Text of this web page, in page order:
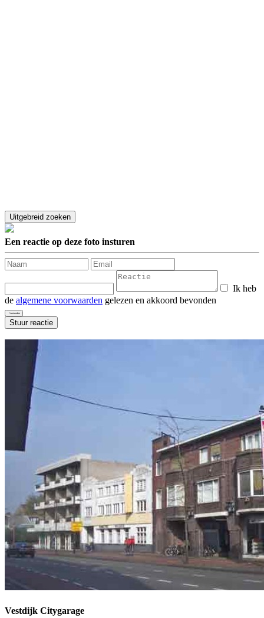
Een reactie op deze foto insturen
Ik heb
de algemene voorwaarden gelezen en akkoord bevonden
Vestdijk Citygarage